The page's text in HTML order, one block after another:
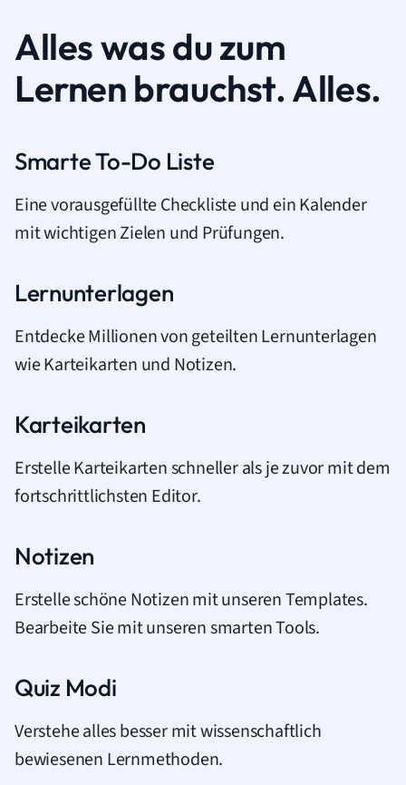
Alles was du zum
Lernen brauchst. Alles.
Smarte To-Do Liste
Eine vorausgefüllte Checkliste und ein Kalender
mit wichtigen Zielen und Prüfungen.
Lernunterlagen
Entdecke Millionen von geteilten Lernunterlagen
wie Karteikarten und Notizen.
Karteikarten
Erstelle Karteikarten schneller als je zuvor mit dem
fortschrittlichsten Editor.
Notizen
Erstelle schöne Notizen mit unseren Templates.
Bearbeite Sie mit unseren smarten Tools.
Quiz Modi
Verstehe alles besser mit wissenschaftlich
bewiesenen Lernmethoden.